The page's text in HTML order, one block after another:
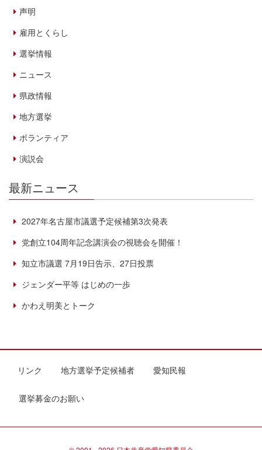
声明
雇用とくらし
選挙情報
ニュース
県政情報
地方選挙
ボランティア
演説会
最新ニュース
2027年名古屋市議選予定候補第3次発表
党創立104周年記念講演会の視聴会を開催！
知立市議選 7月19日告示、27日投票
ジェンダー平等 はじめの一歩
かわえ明美とトーク
リンク 地方選挙予定候補者 愛知民報
選挙募金のお願い